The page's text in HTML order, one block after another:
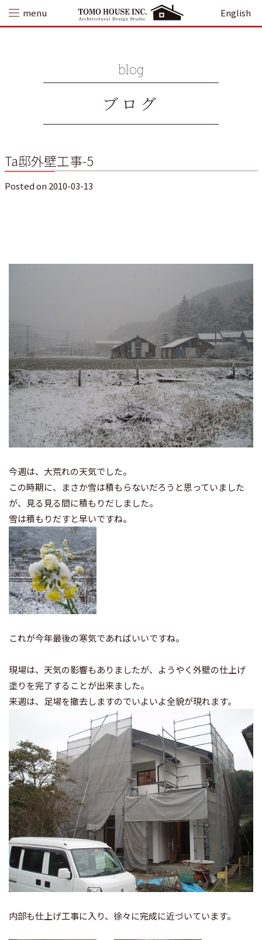
content
menu English
blog
ブログ
Ta邸外壁工事-5
Posted on 2010-03-13
今週は、大荒れの天気でした。
この時期に、まさか雪は積もらないだろうと思っていました
が、見る見る間に積もりだしました。
雪は積もりだすと早いですね。
これが今年最後の寒気であればいいですね。
現場は、天気の影響もありましたが、ようやく外壁の仕上げ
塗りを完了することが出来ました。
来週は、足場を撤去しますのでいよいよ全貌が現れます。
内部も仕上げ工事に入り、徐々に完成に近づいています。